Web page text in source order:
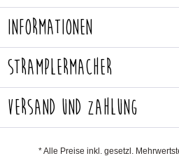
Informationen
Stramplermacher
Versand und Zahlung
* Alle Preise inkl. gesetzl.